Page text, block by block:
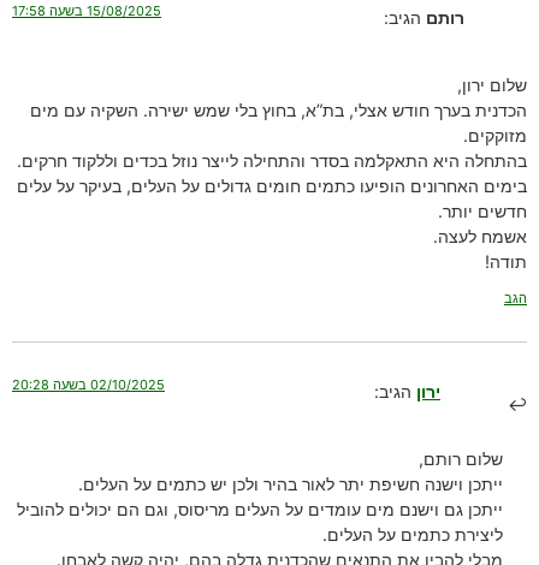
רותם הגיב: 15/08/2025 בשעה 17:58
שלום ירון,
הכדנית בערך חודש אצלי, בת”א, בחוץ בלי שמש ישירה. השקיה עם מים
מזוקקים.
בהתחלה היא התאקלמה בסדר והתחילה לייצר נוזל בכדים וללקוד חרקים.
בימים האחרונים הופיעו כתמים חומים גדולים על העלים, בעיקר על עלים
חדשים יותר.
אשמח לעצה.
תודה!
הגב
ירון הגיב: 02/10/2025 בשעה 20:28
שלום רותם,
ייתכן וישנה חשיפת יתר לאור בהיר ולכן יש כתמים על העלים.
ייתכן גם וישנם מים עומדים על העלים מריסוס, וגם הם יכולים להוביל
ליצירת כתמים על העלים.
מבלי להבין את התנאים שהכדנית גדלה בהם, יהיה קשה לאבחן.